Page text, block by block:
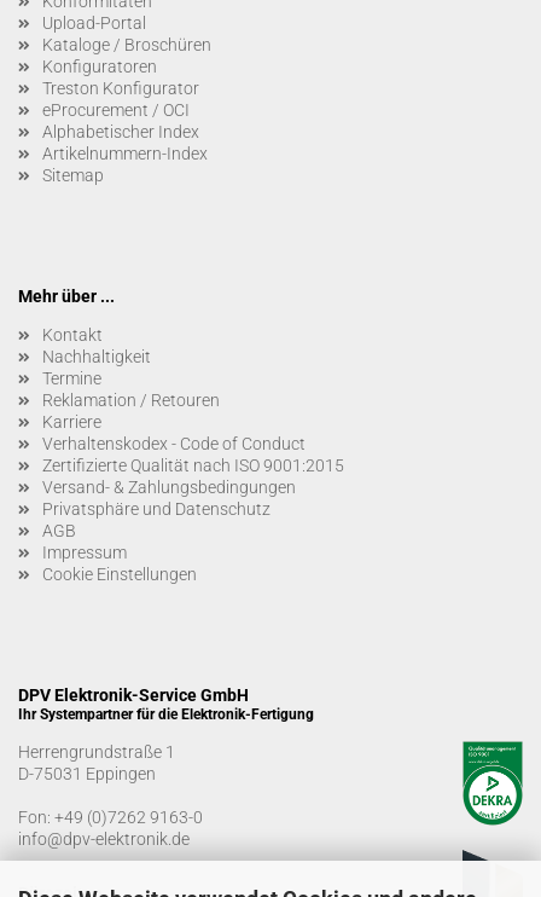
Upload-Portal
Kataloge / Broschüren
Konfiguratoren
Treston Konfigurator
eProcurement / OCI
Alphabetischer Index
Artikelnummern-Index
Sitemap
Mehr über ...
Kontakt
Nachhaltigkeit
Termine
Reklamation / Retouren
Karriere
Verhaltenskodex - Code of Conduct
Zertifizierte Qualität nach ISO 9001:2015
Versand- & Zahlungsbedingungen
Privatsphäre und Datenschutz
AGB
Impressum
Cookie Einstellungen
DPV Elektronik-Service GmbH
Ihr Systempartner für die Elektronik-Fertigung
Herrengrundstraße 1
D-75031 Eppingen
Fon: +49 (0)7262 9163-0
info@dpv-elektronik.de
Bürozeiten